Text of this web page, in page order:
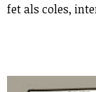
fet als coles,